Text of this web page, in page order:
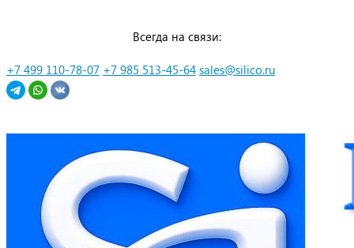
Всегда на связи:
+7 499 110-78-07 +7 985 513-45-64 sales@silico.ru